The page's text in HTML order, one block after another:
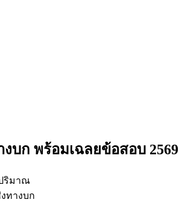
งบก พร้อมเฉลยข้อสอบ 2569
ริมาณ
ทางบก